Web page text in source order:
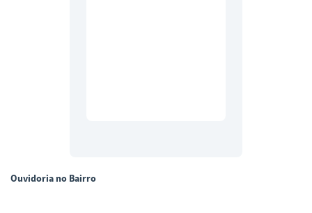
Ouvidoria no Bairro